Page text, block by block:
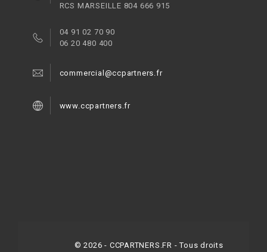
RCS MARSEILLE 804 666 915
04 91 02 70 90
06 20 480 400
commercial@ccpartners.fr
www.ccpartners.fr
©2026 - CCPARTNERS.FR - Tous droits